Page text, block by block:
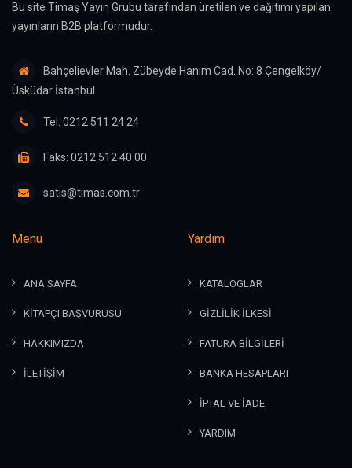
Bu site Timaş Yayın Grubu tarafından üretilen ve dağıtımı yapılan
yayınların B2B platformudur.
Bahçelievler Mah. Zübeyde Hanım Cad. No: 8 Çengelköy/
Üsküdar İstanbul
Tel: 0212 511 24 24
Faks: 0212 512 40 00
satis@timas.com.tr
Menü
ANA SAYFA
KİTAPÇI BAŞVURUSU
HAKKIMIZDA
İLETİŞİM
Yardım
KATALOGLAR
GİZLİLİK İLKESİ
FATURA BİLGİLERİ
BANKA HESAPLARI
İPTAL VE İADE
YARDIM